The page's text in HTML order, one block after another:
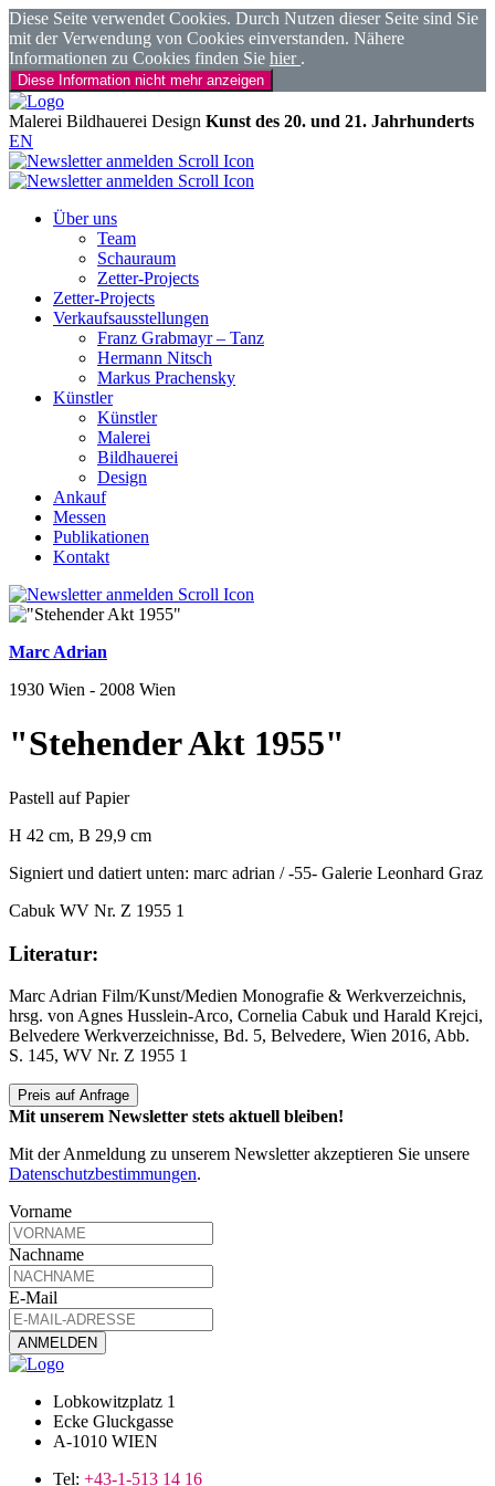
Diese Seite verwendet Cookies. Durch Nutzen dieser Seite sind Sie
mit der Verwendung von Cookies einverstanden. Nähere
Informationen zu Cookies finden Sie hier .
Diese Information nicht mehr anzeigen
Malerei Bildhauerei Design Kunst des 20. und 21. Jahrhunderts
EN
Über uns
Team
Schauraum
Zetter-Projects
Zetter-Projects
Verkaufsausstellungen
Franz Grabmayr – Tanz
Hermann Nitsch
Markus Prachensky
Künstler
Künstler
Malerei
Bildhauerei
Design
Ankauf
Messen
Publikationen
Kontakt
Marc Adrian
1930 Wien - 2008 Wien
"Stehender Akt 1955"
Pastell auf Papier
H 42 cm, B 29,9 cm
Signiert und datiert unten: marc adrian / -55- Galerie Leonhard Graz
Cabuk WV Nr. Z 1955 1
Literatur:
Marc Adrian Film/Kunst/Medien Monografie & Werkverzeichnis,
hrsg. von Agnes Husslein-Arco, Cornelia Cabuk und Harald Krejci,
Belvedere Werkverzeichnisse, Bd. 5, Belvedere, Wien 2016, Abb.
S. 145, WV Nr. Z 1955 1
Preis auf Anfrage
Mit unserem Newsletter stets aktuell bleiben!
Mit der Anmeldung zu unserem Newsletter akzeptieren Sie unsere
Datenschutzbestimmungen.
Vorname
Nachname
E-Mail
Lobkowitzplatz 1
Ecke Gluckgasse
A-1010 WIEN
Tel: +43-1-513 14 16